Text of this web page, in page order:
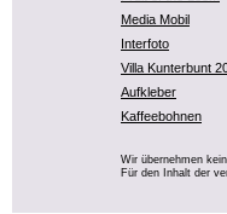
Media Mobil
Interfoto
Villa Kunterbunt
Aufkleber
Kaffeebohnen
Wir übernehmen
Für den Inhalt der